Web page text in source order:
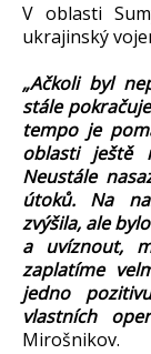
V oblasti
ukrajinský
„Ačkoli byl
stále
tempo je
oblasti ještě
Neustále
útoků. Na
zvýšila, ale
a uvíznout,
zaplatíme
jedno
vlastních
Mirošnikov.